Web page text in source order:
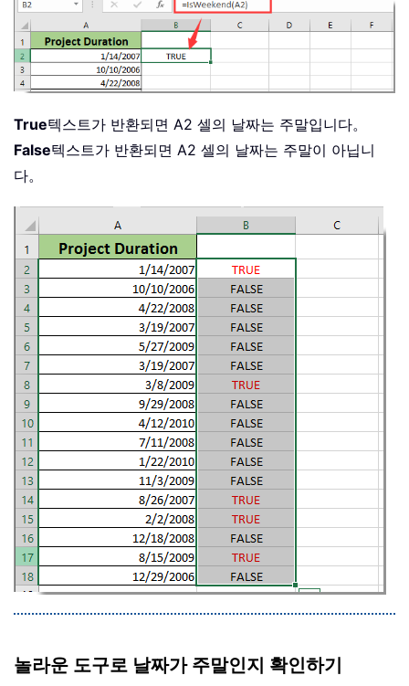
True텍스트가 반환되면 A2 셀의 날짜는 주말입니다。
False텍스트가 반환되면 A2 셀의 날짜는 주말이 아닙니
다。
놀라운 도구로 날짜가 주말인지 확인하기